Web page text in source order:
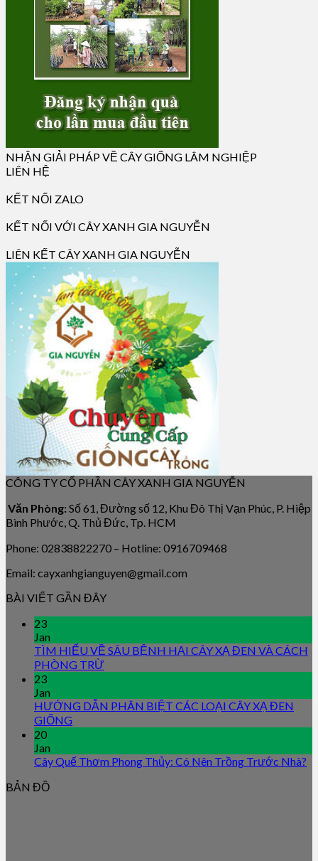
NHẬN GIẢI PHÁP VỀ CÂY GIỐNG LÂM NGHIỆP
LIÊN HỆ
KẾT NỐI ZALO
KẾT NỐI VỚI CÂY XANH GIA NGUYỄN
LIÊN KẾT CÂY XANH GIA NGUYỄN
CÔNG TY CỔ PHẦN CÂY XANH GIA NGUYỄN
Văn Phòng: Số 61, Đường số 12, Khu Đô Thị Vạn Phúc, P. Hiệp
Bình Phước, Q. Thủ Đức, Tp. HCM
Phone: 02838822270 – Hotline: 0916709468
Email: cayxanhgianguyen@gmail.com
BÀI VIẾT GẦN ĐÂY
23
Jan
TÌM HIỂU VỀ SÂU BỆNH HẠI CÂY XẠ ĐEN VÀ CÁCH
PHÒNG TRỪ
23
Jan
HƯỚNG DẪN PHÂN BIỆT CÁC LOẠI CÂY XẠ ĐEN
GIỐNG
20
Jan
Cây Quế Thơm Phong Thủy: Có Nên Trồng Trước Nhà?
BẢN ĐỒ